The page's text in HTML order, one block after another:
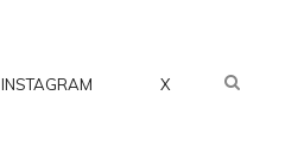
INSTAGRAM X